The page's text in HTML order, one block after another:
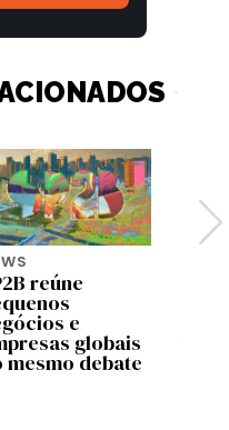
reúne
e
globais
mesmo debate